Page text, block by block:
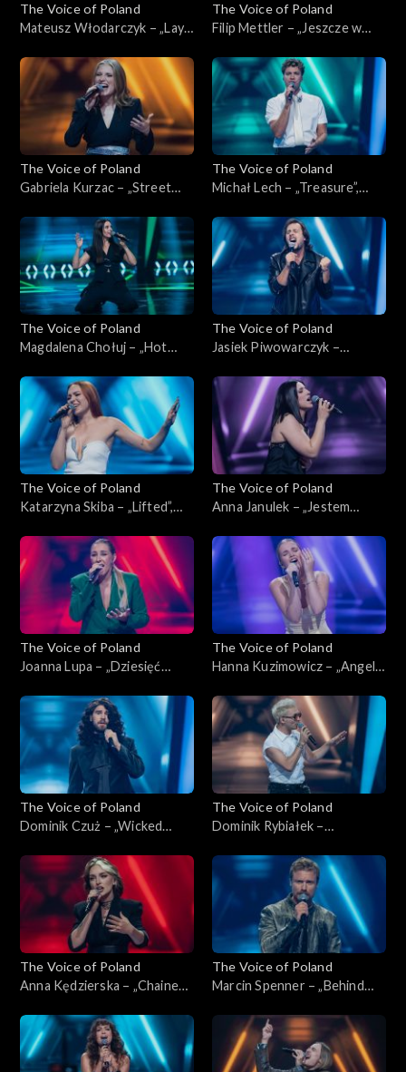
The Voice of Poland
Mateusz Włodarczyk – „Lay
Poland”, Nokaut, 1 listopada
2025
The Voice of Poland
Filip Mettler – „Jeszcze w
Poland”, Nokaut, 1 listopada
2025
The Voice of Poland
Gabriela Kurzac – „Street
Nokaut, 1 listopada 2025
The Voice of Poland
Michał Lech – „Treasure”,
Nokaut, 1 listopada 2025
The Voice of Poland
Magdalena Chołuj – „Hot
Poland”, Nokaut, 1 listopada
2025
The Voice of Poland
Jasiek Piwowarczyk –
of Poland”, Nokaut, 1
listopada 2025
The Voice of Poland
Katarzyna Skiba – „Lifted”,
Nokaut, 1 listopada 2025
The Voice of Poland
Anna Janulek – „Jestem
Poland”, Nokaut, 1 listopada
2025
The Voice of Poland
Joanna Lupa – „Dziesięć
Poland”, Nokaut, 1 listopada
2025
The Voice of Poland
Hanna Kuzimowicz – „Angel”,
Nokaut, 1 listopada 2025
The Voice of Poland
Dominik Czuż – „Wicked
Nokaut, 1 listopada 2025
The Voice of Poland
Dominik Rybiałek –
Poland”, Nokaut, 1 listopada
2025
The Voice of Poland
Anna Kędzierska – „Chained
of Poland”, Nokaut, 1
listopada 2025
The Voice of Poland
Marcin Spenner – „Behind
Poland”, Nokaut, 1 listopada
2025